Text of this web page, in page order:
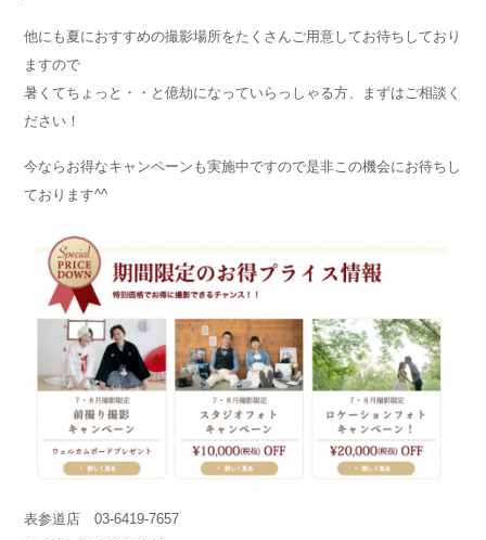
他にも夏におすすめの撮影場所をたくさんご用意してお待ちしており
ますので
暑くてちょっと・・と億劫になっていらっしゃる方、まずはご相談く
ださい！
今ならお得なキャンペーンも実施中ですので是非この機会にお待ちし
ております^^
表参道店 03-6419-7657